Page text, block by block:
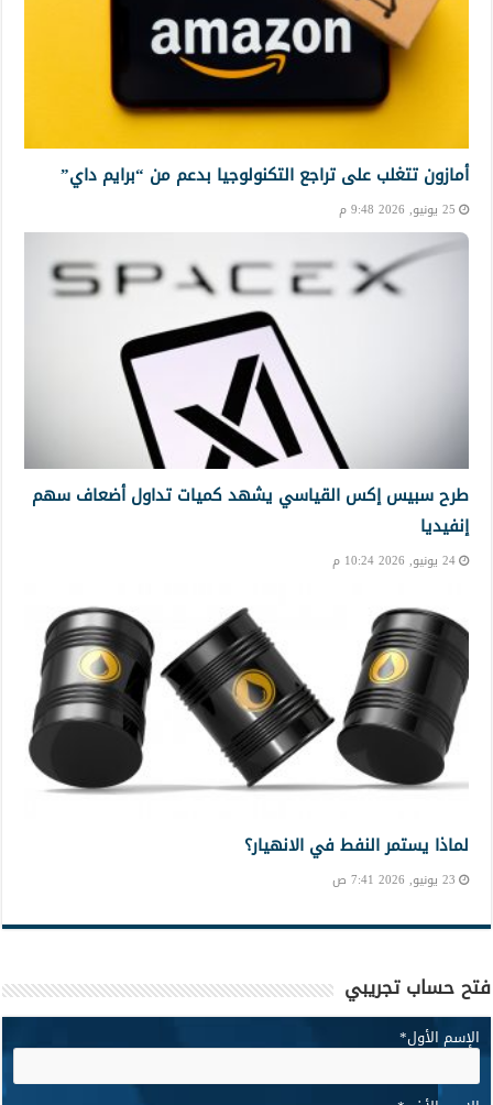
أمازون تتغلب على تراجع التكنولوجيا بدعم من “برايم داي”
25 يونيو, 2026 9:48 م
طرح سبيس إكس القياسي يشهد كميات تداول أضعاف سهم
إنفيديا
24 يونيو, 2026 10:24 م
لماذا يستمر النفط في الانهيار؟
23 يونيو, 2026 7:41 ص
فتح حساب تجريبي
الإسم الأول*